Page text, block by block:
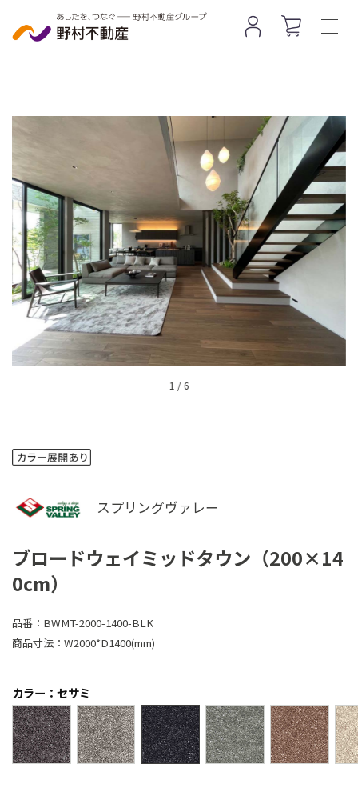
1 /6
スプリングヴァレー
ブロードウェイミッドタウン（200×14
0cm）
品番： BWMT-2000-1400-BLK
商品寸法： W2000*D1400(mm)
カラー：セサミ